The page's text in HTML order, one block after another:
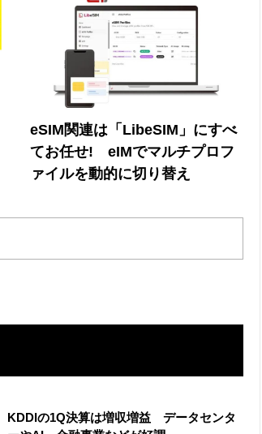
eSIM関連は「LibeSIM」にすべ
てお任せ! eIMでマルチプロフ
ァイルを動的に切り替え
KDDIの1Q決算は増収増益 データセンタ